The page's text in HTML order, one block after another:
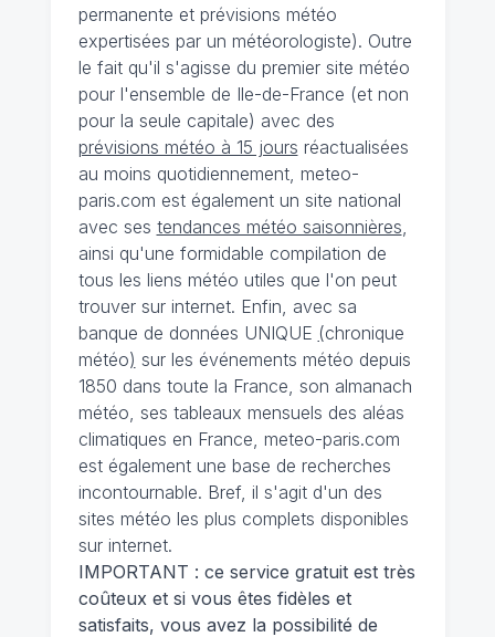
permanente et prévisions météo
expertisées par un météorologiste). Outre
le fait qu'il s'agisse du premier site météo
pour l'ensemble de Ile-de-France (et non
pour la seule capitale) avec des
prévisions météo à 15 jours réactualisées
au moins quotidiennement, meteo-
paris.com est également un site national
avec ses tendances météo saisonnières,
ainsi qu'une formidable compilation de
tous les liens météo utiles que l'on peut
trouver sur internet. Enfin, avec sa
banque de données UNIQUE (chronique
météo) sur les événements météo depuis
1850 dans toute la France, son almanach
météo, ses tableaux mensuels des aléas
climatiques en France, meteo-paris.com
est également une base de recherches
incontournable. Bref, il s'agit d'un des
sites météo les plus complets disponibles
sur internet.
IMPORTANT : ce service gratuit est très
coûteux et si vous êtes fidèles et
satisfaits, vous avez la possibilité de